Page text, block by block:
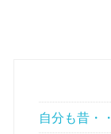
自分も昔・